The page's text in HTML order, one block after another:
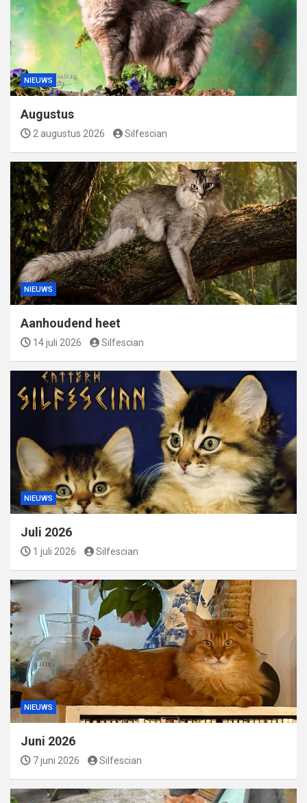
NIEUWS
Augustus
2 augustus 2026 Silfescian
NIEUWS
Aanhoudend heet
14 juli 2026 Silfescian
NIEUWS
Juli 2026
1 juli 2026 Silfescian
NIEUWS
Juni 2026
7 juni 2026 Silfescian